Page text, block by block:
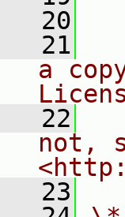
20
21
a
22
not,
23